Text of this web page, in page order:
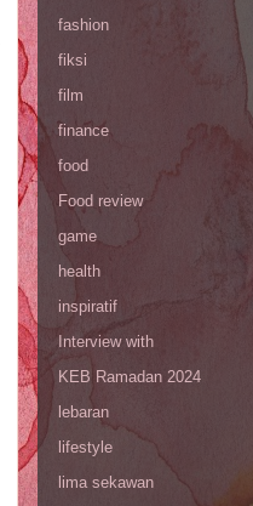
fashion
fiksi
film
finance
food
Food review
game
health
inspiratif
Interview with
KEB Ramadan 2024
lebaran
lifestyle
lima sekawan